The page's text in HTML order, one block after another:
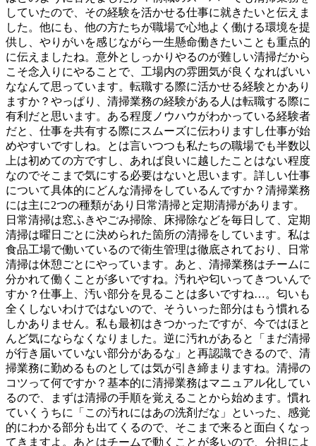
していたので、その経験を活かせる仕事に就きたいと伝えま
した。他にも、他の方たちが職場で心地よく働ける環境を提
供し、やりがいを感じながら一生懸命働きたいことも重点的
に伝えましたね。意外としっかりやるのが難しい清掃だから
こそ念入りにやることで、工場内の雰囲気が良くなればいい
ななんて思っています。転職する際に活かせる経験とかあり
ますか？やっぱり、清掃業務の経験がある人は転職する際に
有利だと思います。ある程度ノウハウがわかっている経験者
だと、仕事を共有する際にスムーズに伝わりますし仕事が始
めやすいですしね。とは言いつつも私たちの職場でも半数以
上は初めての方ですし、あれば良いに越したことはない程度
なのでそこまで気にする必要はないと思います。詳しい仕事
について具体的にどんな清掃をしているんですか？清掃業務
には主に2つの種類があり日常清掃と定期清掃があります。
日常清掃は窓ふきやごみ掃除、床掃除などを毎日して、定期
清掃は曜日ごとに決められた箇所の清掃をしています。私は
食品工場で働いているので衛生管理は徹底されており、日常
清掃は休憩ごとにやっています。あと、清掃業務はチームに
分かれて働くことが多いですね。汚れや匂いってきついんで
すか？仕事上、汚い部分を見ることは多いですね…。匂いも
全くしないわけではないので、そういった部分はもう慣れる
しかありません。私も最初はきつかったですが、今ではほと
んど気にならなくなりました。逆に汚れがあると「まだ清掃
が行き届いていない部分があるな」と再認識できるので、清
掃業務に勤めるものとしては気が引き締まりますね。清掃の
コツって何ですか？基本的に清掃業務はマニュアル化してい
るので、まずは清掃の手順を覚えることから始めます。慣れ
ていくうちに「この汚れにはあの洗剤だな」といった、感覚
的にわかる部分も出てくるので、そこまで来ると面白くなっ
てきますよ。あとはチームで動くことが多いので、分担によ